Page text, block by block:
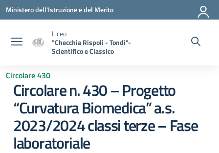
Vai ai contenuti
Vai al menu di navigazione
Vai al footer
Ministero dell'Istruzione e del Merito
Liceo
"Checchia Rispoli - Tondi"-
Scientifico e Classico
Circolare 430
Circolare n. 430 – Progetto
“Curvatura Biomedica” a.s.
2023/2024 classi terze – Fase
laboratoriale